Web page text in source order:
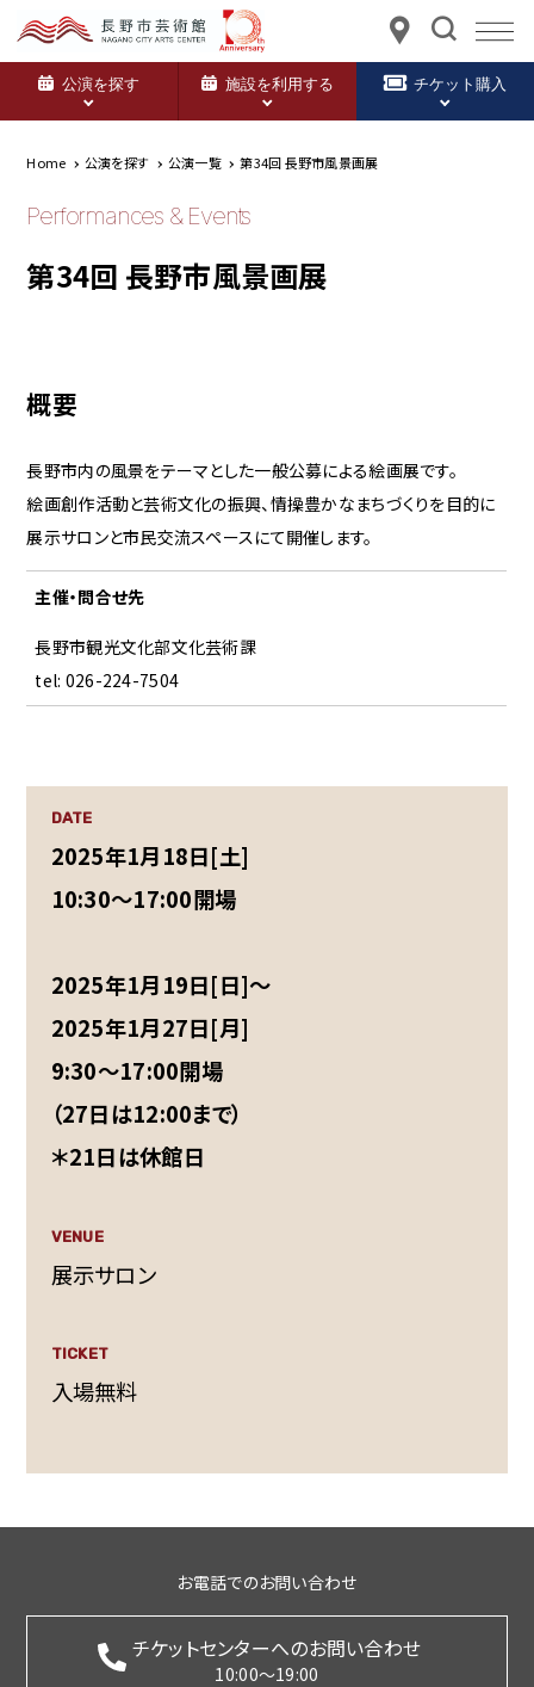
公演を探す 施設を利用する チケット購入
Home 公演を探す 公演一覧 第34回 長野市風景画展
Performances & Events
第34回 長野市風景画展
概要
長野市内の風景をテーマとした一般公募による絵画展です。
絵画創作活動と芸術文化の振興、情操豊かなまちづくりを目的に
展示サロンと市民交流スペースにて開催します。
主催・問合せ先
長野市観光文化部文化芸術課
tel: 026-224-7504
DATE
2025年1月18日[土]
10:30～17:00開場
2025年1月19日[日]～
2025年1月27日[月]
9:30～17:00開場
（27日は12:00まで）
＊21日は休館日
VENUE
展示サロン
TICKET
入場無料
お電話でのお問い合わせ
チケットセンターへのお問い合わせ
10:00～19:00